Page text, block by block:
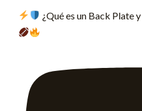
¿Qué es un Back Plate